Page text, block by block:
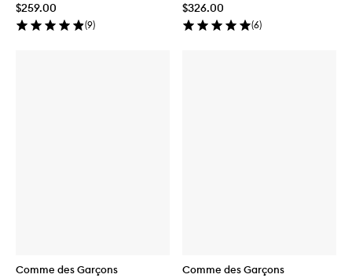
$259.00
(9)
$326.00
(6)
Comme des Garçons Comme des Garçons